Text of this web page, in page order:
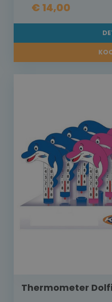
€ 14,00
Thermometer